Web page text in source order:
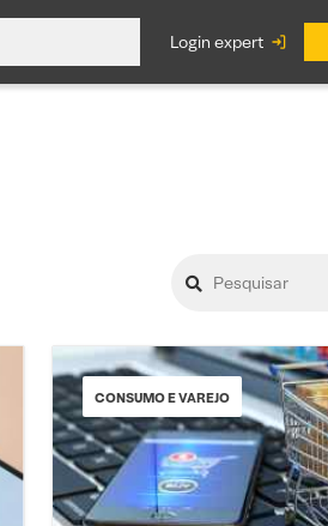
login expert
CONSUMO E VAREJO